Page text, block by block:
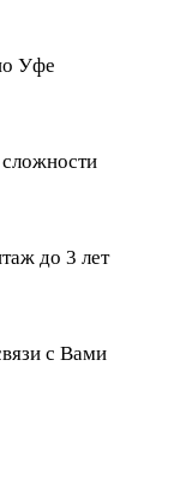
Уфе
до 3 лет
с Вами